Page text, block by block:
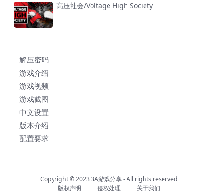
高压社会/Voltage High Society
解压密码
游戏介绍
游戏视频
游戏截图
中文设置
版本介绍
配置要求
Copyright © 20233A游戏分享- All rights reserved
版权声明
侵权处理 关于我们